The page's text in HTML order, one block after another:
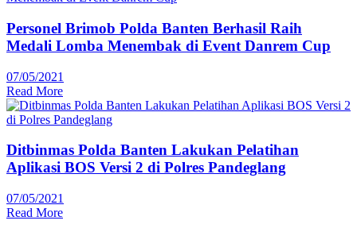
Personel Brimob Polda Banten Berhasil Raih
Medali Lomba Menembak di Event Danrem Cup
07/05/2021
Read More
Ditbinmas Polda Banten Lakukan Pelatihan
Aplikasi BOS Versi 2 di Polres Pandeglang
07/05/2021
Read More